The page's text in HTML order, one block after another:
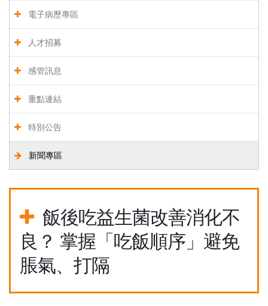
電子病歷專區
人才招募
感管訊息
重點連結
特別公告
新聞專區
飯後吃益生菌改善消化不
良？ 掌握「吃飯順序」避免
脹氣、打隔